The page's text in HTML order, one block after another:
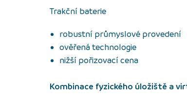
Trakční baterie
robustní průmyslové provedení
ověřená technologie
nižší pořizovací cena
Kombinace fyzického úložiště a